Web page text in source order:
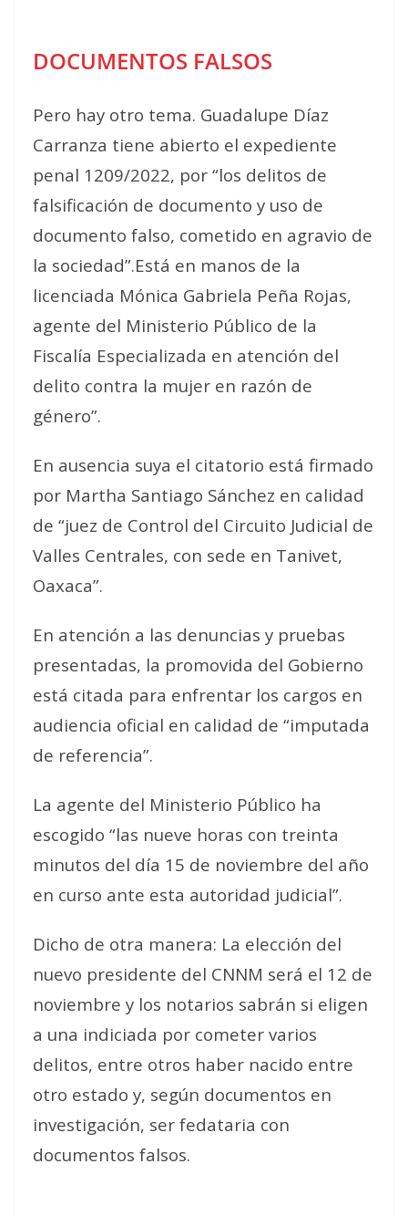
DOCUMENTOS FALSOS
Pero hay otro tema. Guadalupe Díaz
Carranza tiene abierto el expediente
penal 1209/2022, por “los delitos de
falsificación de documento y uso de
documento falso, cometido en agravio de
la sociedad”.Está en manos de la
licenciada Mónica Gabriela Peña Rojas,
agente del Ministerio Público de la
Fiscalía Especializada en atención del
delito contra la mujer en razón de
género”.
En ausencia suya el citatorio está firmado
por Martha Santiago Sánchez en calidad
de “juez de Control del Circuito Judicial de
Valles Centrales, con sede en Tanivet,
Oaxaca”.
En atención a las denuncias y pruebas
presentadas, la promovida del Gobierno
está citada para enfrentar los cargos en
audiencia oficial en calidad de “imputada
de referencia”.
La agente del Ministerio Público ha
escogido “las nueve horas con treinta
minutos del día 15 de noviembre del año
en curso ante esta autoridad judicial”.
Dicho de otra manera: La elección del
nuevo presidente del CNNM será el 12 de
noviembre y los notarios sabrán si eligen
a una indiciada por cometer varios
delitos, entre otros haber nacido entre
otro estado y, según documentos en
investigación, ser fedataria con
documentos falsos.